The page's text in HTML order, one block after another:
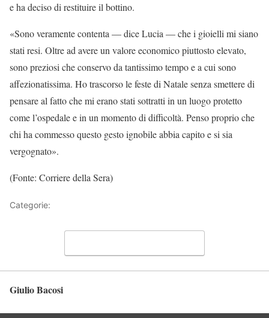
e ha deciso di restituire il bottino.
«Sono veramente contenta — dice Lucia — che i gioielli mi siano
stati resi. Oltre ad avere un valore economico piuttosto elevato,
sono preziosi che conservo da tantissimo tempo e a cui sono
affezionatissima. Ho trascorso le feste di Natale senza smettere di
pensare al fatto che mi erano stati sottratti in un luogo protetto
come l’ospedale e in un momento di difficoltà. Penso proprio che
chi ha commesso questo gesto ignobile abbia capito e si sia
vergognato».
(Fonte: Corriere della Sera)
Categorie:
Giulio Bacosi